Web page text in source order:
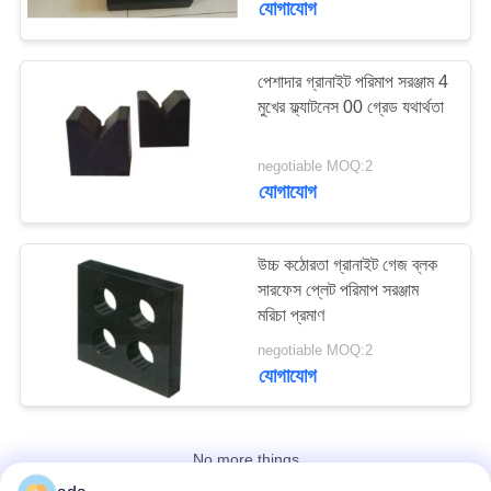
সিএনসি মেশিন সরঞ্জাম
সরঞ্জাম
18
ধাতু পরিমাপ সরঞ্জাম
15
যোগাযোগ
পেশাদার গ্রানাইট পরিমাপ সরঞ্জাম 4
মুখের ফ্ল্যাটনেস 00 গ্রেড যথার্থতা
negotiable MOQ:2
যোগাযোগ
উচ্চ কঠোরতা গ্রানাইট গেজ ব্লক
সারফেস প্লেট পরিমাপ সরঞ্জাম
মরিচা প্রমাণ
negotiable MOQ:2
যোগাযোগ
No more things